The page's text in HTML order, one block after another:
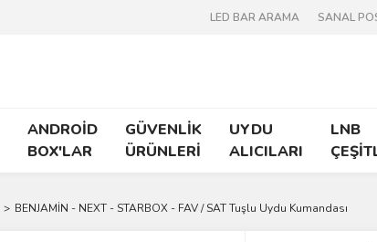
LED BAR ARAMA SANAL
ANDROİD
BOX'LAR
GÜVENLİK
ÜRÜNLERİ
UYDU
ALICILARI
LNB
BENJAMİN - NEXT - STARBOX - FAV / SAT Tuşlu Uydu Kumandası